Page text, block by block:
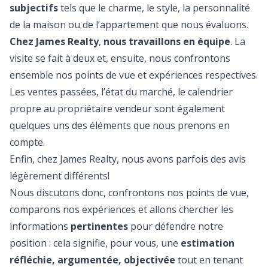
subjectifstels que le charme, le style, la personnalité
de la maison ou de l’appartement que nous évaluons.
Chez James Realty, nous travaillons en équipe. La
visite se fait à deux et, ensuite, nous confrontons
ensemble nos points de vue et expériences respectives.
Les ventes passées, l’état du marché, le calendrier
propre au propriétaire vendeur sont également
quelques uns des éléments que nous prenons en
compte.
Enfin, chez James Realty, nous avons parfois des avis
légèrement différents!
Nous discutons donc, confrontons nos points de vue,
comparons nos expériences et allons chercher les
informations pertinentes pour défendre notre
position : cela signifie, pour vous, une estimation
réfléchie, argumentée, objectivée tout en tenant